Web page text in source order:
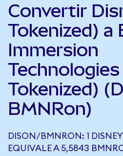
Convertir
Tokenized) a
Immersion
Tokenized)
BMNRon)
DISON/BMNRON: 1
EQUIVALE A 5,5843